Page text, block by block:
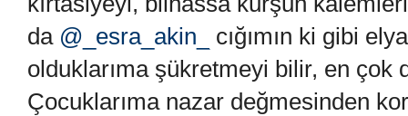
da @_esra_akin_
cığımın ki gibi
olduklarıma şükretmeyi bilir, en çok
Çocuklarıma nazar değmesinden